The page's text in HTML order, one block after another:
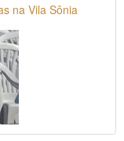
na Vila Sônia